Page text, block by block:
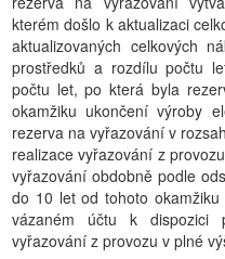
kterém došlo k aktualizaci
aktualizovaných celkových
prostředků a rozdílu počtu
počtu let, po která byla
okamžiku ukončení výroby
rezerva na vyřazování v
realizace vyřazování z
vyřazování obdobně podle
do 10 let od tohoto
vázaném účtu k dispozici
vyřazování z provozu v plné